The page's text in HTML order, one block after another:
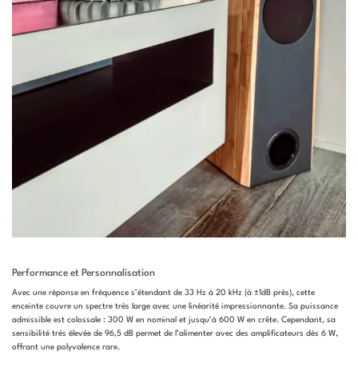
Performance et Personnalisation
Avec une réponse en fréquence s’étendant de 33 Hz à 20 kHz (à ±1dB près), cette
enceinte couvre un spectre très large avec une linéarité impressionnante. Sa puissance
admissible est colossale : 300 W en nominal et jusqu’à 600 W en crête. Cependant, sa
sensibilité très élevée de 96,5 dB permet de l’alimenter avec des amplificateurs dès 6 W,
offrant une polyvalence rare.